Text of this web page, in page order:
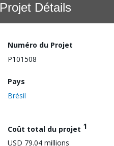
Projet Détails
Numéro du Projet
P101508
Pays
Brésil
Coût total du projet 1
USD 79.04 millions